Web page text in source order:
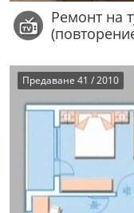
Ремонт на
Предаване 41 / 2010